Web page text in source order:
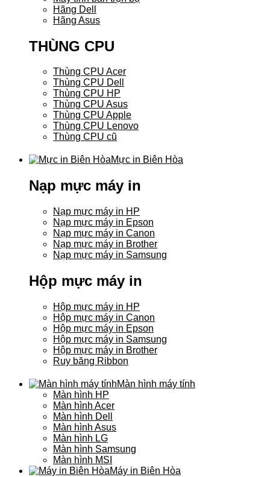
Hãng Dell
Hãng Asus
THÙNG CPU
Thùng CPU Acer
Thùng CPU Dell
Thùng CPU HP
Thùng CPU Asus
Thùng CPU Apple
Thùng CPU Lenovo
Thùng CPU cũ
Mực in Biên Hòa
Nạp mực máy in
Nạp mực máy in HP
Nạp mực máy in Epson
Nạp mực máy in Canon
Nạp mực máy in Brother
Nạp mực máy in Samsung
Hộp mực máy in
Hộp mực máy in HP
Hộp mực máy in Canon
Hộp mực máy in Epson
Hộp mực máy in Samsung
Hộp mực máy in Brother
Ruy băng Ribbon
Màn hình máy tính
Màn hình HP
Màn hình Acer
Màn hình Dell
Màn hình Asus
Màn hình LG
Màn hình Samsung
Màn hình MSI
Máy in Biên Hòa